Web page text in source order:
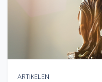
ARTIKELEN